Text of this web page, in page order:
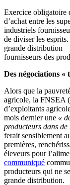
Exercice obligatoire
d’achat entre les
industriels
de diviser les
grande distribution
fournisseurs des
Des négociations «
Alors que la
agricole, la FNSEA
d’exploitants
mois dernier une «
producteurs dans
ferait sensiblement
premières,
éleveurs pour
communiqué
producteurs qui ne
grande distribution.